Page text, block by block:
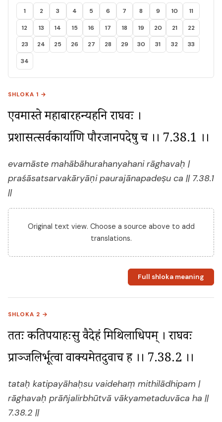
1 2 3 4 5 6 7 8 9 10 11
12 13 14 15 16 17 18 19 20 21 22
23 24 25 26 27 28 29 30 31 32 33
34
SHLOKA 1 →
एवमास्ते महाबाहुरहन्यहनि राघवः ।
प्रशासत्सर्वकार्याणि पौरजानपदेषु च ।। 7.38.1 ।।
evamāste mahābāhurahanyahani rāghavaḥ |
praśāsatsarvakāryāṇi paurajānapadeṣu ca || 7.38.1
||
Original text view. Choose a source above to add
translations.
Full shloka meaning
SHLOKA 2 →
ततः कतिपयाहःसु वैदेहं मिथिलाधिपम् । राघवः
प्राञ्जलिर्भूत्वा वाक्यमेतदुवाच ह ।। 7.38.2 ।।
tataḥ katipayāhaḥsu vaidehaṃ mithilādhipam |
rāghavaḥ prāñjalirbhūtvā vākyametaduvāca ha ||
7.38.2 ||